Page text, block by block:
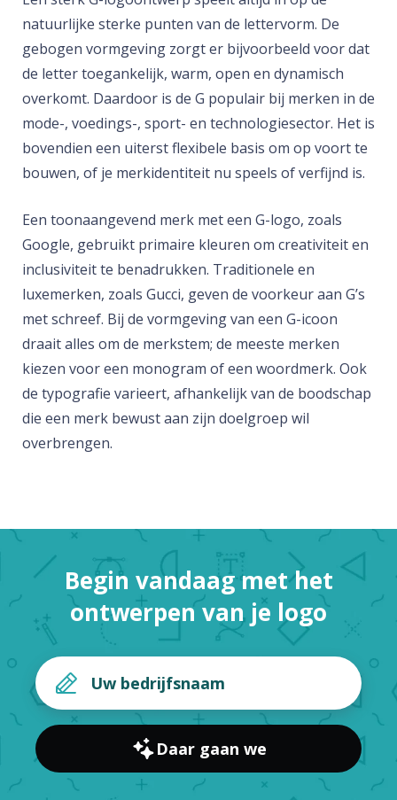
natuurlijke sterke punten van de lettervorm. De
gebogen vormgeving zorgt er bijvoorbeeld voor dat
de letter toegankelijk, warm, open en dynamisch
overkomt. Daardoor is de G populair bij merken in de
mode-, voedings-, sport- en technologiesector. Het is
bovendien een uiterst flexibele basis om op voort te
bouwen, of je merkidentiteit nu speels of verfijnd is.
Een toonaangevend merk met een G-logo, zoals
Google, gebruikt primaire kleuren om creativiteit en
inclusiviteit te benadrukken. Traditionele en
luxemerken, zoals Gucci, geven de voorkeur aan G’s
met schreef. Bij de vormgeving van een G-icoon
draait alles om de merkstem; de meeste merken
kiezen voor een monogram of een woordmerk. Ook
de typografie varieert, afhankelijk van de boodschap
die een merk bewust aan zijn doelgroep wil
overbrengen.
Begin vandaag met het
ontwerpen van je logo
Daar gaan we